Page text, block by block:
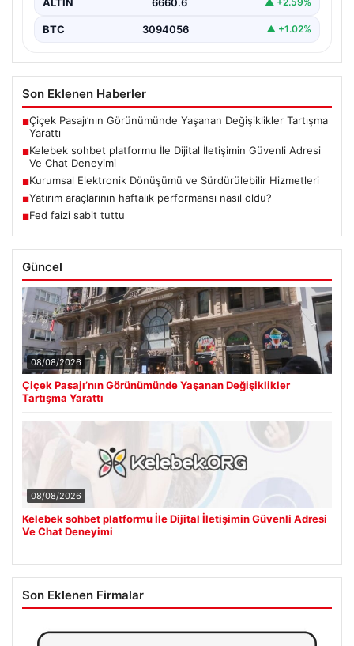
BTC 3094056 ▲ +1.02%
Son Eklenen Haberler
■Çiçek Pasajı’nın Görünümünde Yaşanan Değişiklikler Tartışma
Yarattı
■Kelebek sohbet platformu İle Dijital İletişimin Güvenli Adresi
Ve Chat Deneyimi
■Kurumsal Elektronik Dönüşümü ve Sürdürülebilir Hizmetleri
■Yatırım araçlarının haftalık performansı nasıl oldu?
■Fed faizi sabit tuttu
Güncel
08/08/2026
Çiçek Pasajı’nın Görünümünde Yaşanan Değişiklikler
Tartışma Yarattı
08/08/2026
Kelebek sohbet platformu İle Dijital İletişimin Güvenli Adresi
Ve Chat Deneyimi
Son Eklenen Firmalar